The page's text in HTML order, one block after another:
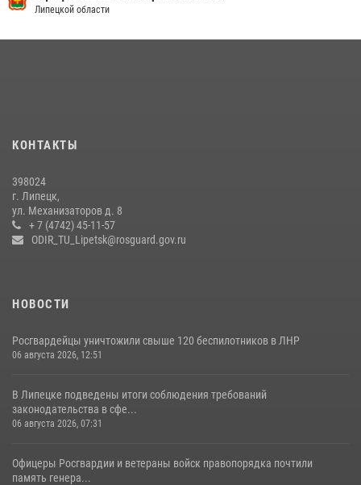
20 июля 2026, 12:22
Липецке
17 июля 2026, 12:26 5
Липецкой области
КОНТАКТЫ
398024
г. Липецк,
ул. Механизаторов д. 8
+ 7 (4742) 45-11-57
ODIR_TU_Lipetsk@rosguard.gov.ru
НОВОСТИ
Росгвардейцы уничтожили свыше 120 беспилотников в ЛНР
06 августа 2026, 12:51
В Липецке подведены итоги соблюдения требований
законодательства в сфе...
06 августа 2026, 07:31
Офицеры Росгвардии и ветераны войск правопорядка почтили
память генера...